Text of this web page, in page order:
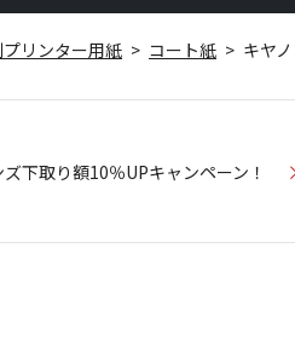
リンター用紙 コート紙 キヤ
下取り額10％UPキャンペーン！